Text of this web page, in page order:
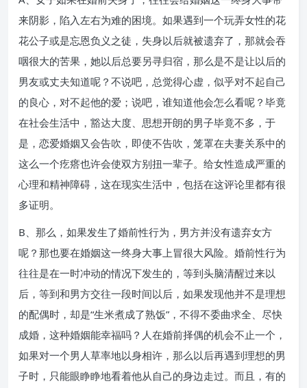
来阴影，陷入左右为难的困境。如果遇到一个玩弄女性的花
花公子或是忘恩负义之徒，失身以后就被遗弃了，那就会吞
咽很大的苦果，她以后总要另寻归宿，那么是不是让以后的
男友或丈夫知道呢？不说吧，总觉得心虚，似乎对不起自己
的良心，对不起他的爱；说吧，谁知道他会怎么看呢？毕竟
在社会生活中，豁达大度、思想开朗的男子毕竟不多，于
是，恋爱婚姻又会告吹，即使不告吹，笼罩在夫妻关系中的
这么一个疙瘩也许会使双方别扭一辈子。给女性造成严重的
心理和精神障碍，这在现实生活中，包括在这评论里都有很
多证明。
B、那么，如果发生了婚前性行为，男方并没有遗弃女方
呢？那也要在婚姻这一终身大事上冒很大风险。婚前性行为
往往是在一时冲动的情况下发生的，等到头脑清醒过来以
后，等到和男方交往一段时间以后，如果发现他并不是理想
的配偶时，却是“生米煮成了熟饭”，不得不委曲求全、尽快
成婚，这种婚姻能幸福吗？人在婚前择偶的机会不止一个，
如果对一个男人草率地以身相许，那么以后再遇到理想的男
子时，只能眼睁睁地看着他从自己的身边走过。而且，有的